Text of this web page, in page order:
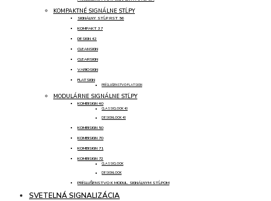
KOMPAKTNÉ SIGNÁLNE STĹPY
SIGNÁLNY STĹP RST 56
KOMPAKT 37
DESIGN 42
CLEANSIGN
CLEARSIGN
VARIOSIGN
FLATSIGN
PRÍSLUŠENSTVO FLATSIGN
MODULÁRNE SIGNÁLNE STĹPY
KOMBISIGN 40
CLASSICLOOK 40
DESIGNLOOK 40
KOMBISIGN 50
KOMBISIGN 70
KOMBISIGN 71
KOMBISIGN 72
CLASSICLOOK
DESIGNLOOK
PRÍSLUŠENSTVO K MODUL. SIGNÁLNYM STĹPOM
SVETELNÁ SIGNALIZÁCIA